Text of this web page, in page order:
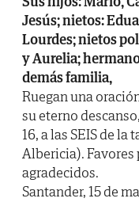
Jesús; nietos:
Lourdes; nietos
y Aurelia;
demás familia,
Ruegan una
su eterno
16, a las SEIS de la
Albericia). Favores
agradecidos.
Santander, 15 de